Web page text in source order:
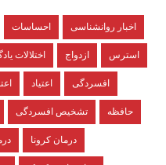
احساسات اخبار روانشناسی
اختلالات ازدواج استرس
اعتیاد افسردگی
تشخیص افسردگی حافظه
درمان کرونا